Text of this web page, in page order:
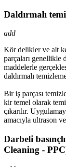
Daldırmalı
add
Kör delikler ve alt
parçaları genellikle
maddelerle
daldırmalı
Bir iş parçası
kir temel olarak
çıkarılır.
amacıyla ultrason
Darbeli
Cleaning -